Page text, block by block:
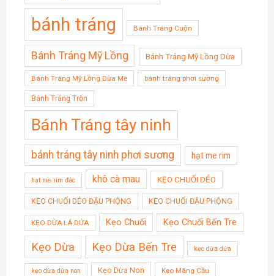
bánh tráng Bánh Tráng Cuộn
Bánh Tráng Mỹ Lồng Bánh Tráng Mỹ Lồng Dừa
Bánh Tráng Mỹ Lồng Dừa Mè bánh tráng phơi sương
Bánh Tráng Trộn
Bánh Tráng tây ninh
bánh tráng tây ninh phơi sương hạt me rim
hạt me rim đác khô cà mau KẸO CHUỐI DẺO
KẸO CHUỐI DẺO ĐẬU PHỘNG KẸO CHUỐI ĐẬU PHỘNG
KẸO DỪA LÁ DỨA Kẹo Chuối Kẹo Chuối Bến Tre
Kẹo Dừa Kẹo Dừa Bến Tre kẹo dừa dứa
kẹo dừa dứa non Kẹo Dừa Non Kẹo Mãng Cầu